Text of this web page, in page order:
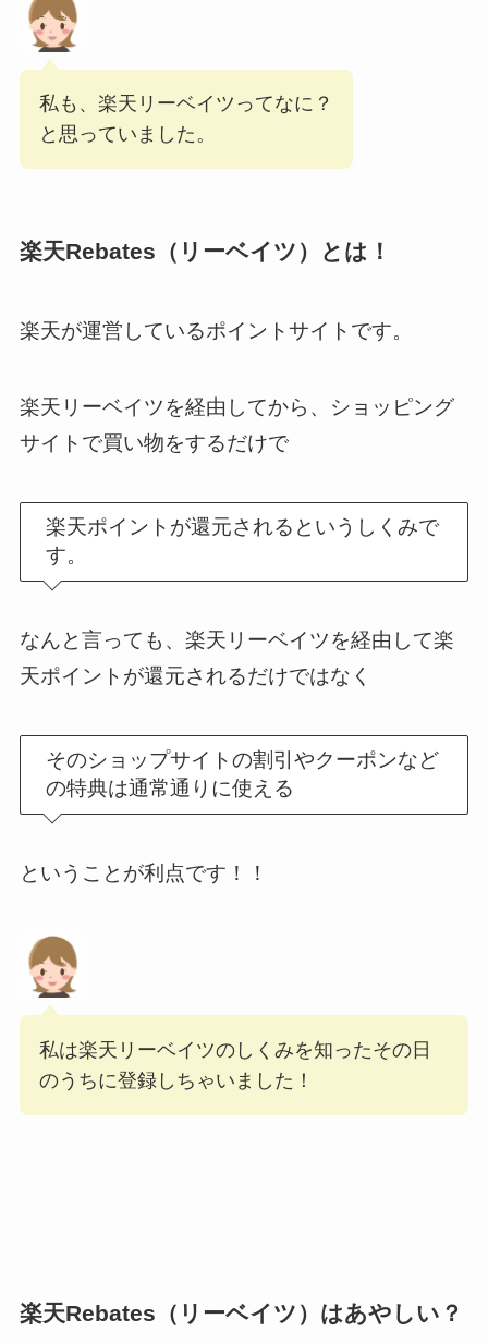
私も、楽天リーベイツってなに？
と思っていました。
楽天Rebates（リーベイツ）とは！
楽天が運営しているポイントサイトです。
楽天リーベイツを経由してから、ショッピング
サイトで買い物をするだけで
楽天ポイントが還元されるというしくみで
す。
なんと言っても、楽天リーベイツを経由して楽
天ポイントが還元されるだけではなく
そのショップサイトの割引やクーポンなど
の特典は通常通りに使える
ということが利点です！！
私は楽天リーベイツのしくみを知ったその日
のうちに登録しちゃいました！
楽天Rebates（リーベイツ）はあやしい？